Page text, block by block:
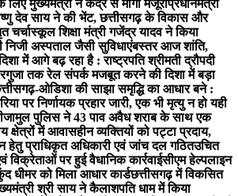
लिए मुख्यमंत्री ने केंद्र से मांगी मंजूरीप्रधानमंत्री
देव साय ने की भेंट, छत्तीसगढ़ के विकास और
चर्चास्कूल शिक्षा मंत्री गजेंद्र यादव ने किया
निजी अस्पताल जैसी सुविधाएंबस्तर आज शांति,
में आगे बढ़ रहा है : राष्ट्रपति श्रीमती द्रौपदी
तक रेल संपर्क मजबूत करने की दिशा में बड़ा
ओडिशा की साझा समृद्धि का आधार बने :
पर निर्णायक प्रहार जारी, एक भी मृत्यु न हो यही
जामुल पुलिस ने 43 पाव अवैध शराब के साथ एक
क्षेत्रों में आवासहीन व्यक्तियों को पट्टा प्रदाय,
हेतु प्राधिकृत अधिकारी एवं जांच दल गठितउचित
पर हुई वैधानिक कार्रवाईसीएम हेल्पलाइन
धीमर को मिला आधार कार्डछत्तीसगढ़ में विकसित
श्री साय ने कैलाशपति धाम में किया